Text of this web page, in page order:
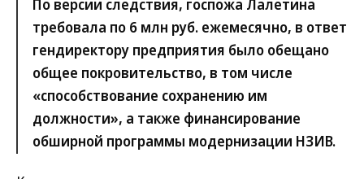
По версии следствия, госпожа Лалетина
требовала по 6 млн руб. ежемесячно, в ответ
гендиректору предприятия было обещано
общее покровительство, в том числе
«способствование сохранению им
должности», а также финансирование
обширной программы модернизации НЗИВ.